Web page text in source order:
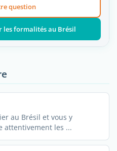
question
les formalités au Brésil
au Brésil et vous y
attentivement les ...